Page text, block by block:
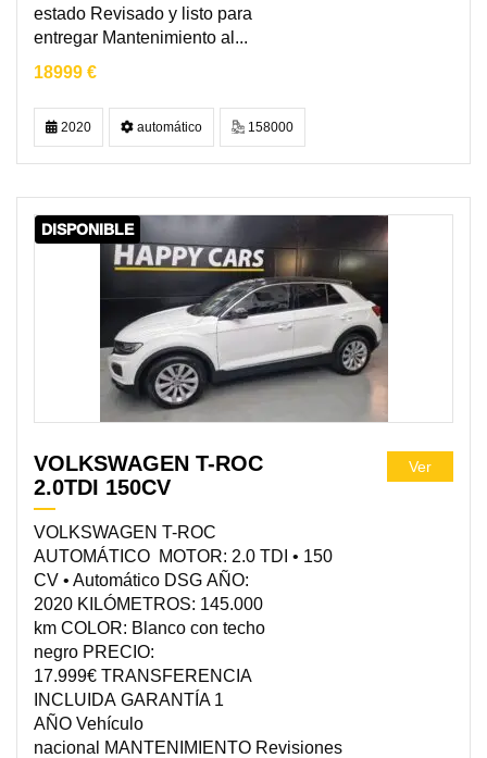
estado Revisado y listo para
entregar Mantenimiento al...
18999 €
2020 automático 158000
DISPONIBLE
VOLKSWAGEN T-ROC
2.0TDI 150CV
VOLKSWAGEN T-ROC
AUTOMÁTICO MOTOR: 2.0 TDI • 150
CV • Automático DSG AÑO:
2020 KILÓMETROS: 145.000
km COLOR: Blanco con techo
negro PRECIO:
17.999€ TRANSFERENCIA
INCLUIDA GARANTÍA 1
AÑO Vehículo
nacional MANTENIMIENTO Revisiones
Ver